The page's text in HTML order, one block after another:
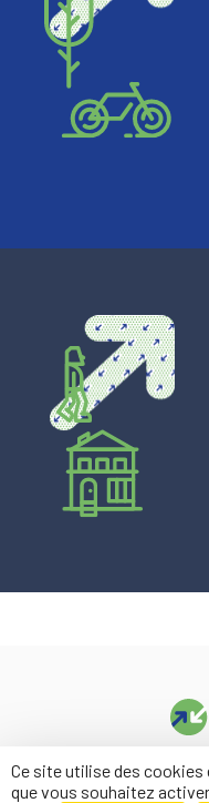
Ce site utilise des cookies
que vous souhaitez activer